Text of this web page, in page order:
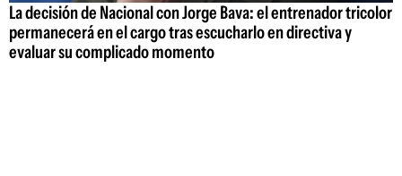
La decisión de Nacional con Jorge Bava: el entrenador tricolor
permanecerá en el cargo tras escucharlo en directiva y
evaluar su complicado momento